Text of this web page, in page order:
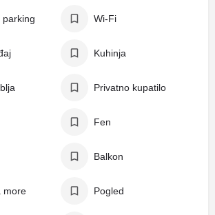
parking Wi-Fi
Kuhinja
Privatno kupatilo
Fen
Balkon
more Pogled